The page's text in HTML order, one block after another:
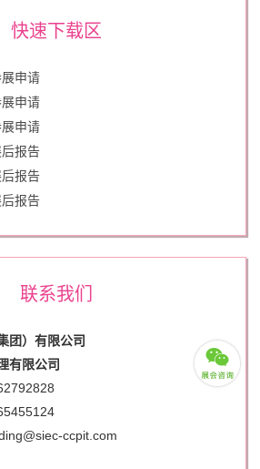
快速下载区
申请
申请
申请
报告
报告
报告
联系我们
团）有限公司
有限公司
ccpit.com